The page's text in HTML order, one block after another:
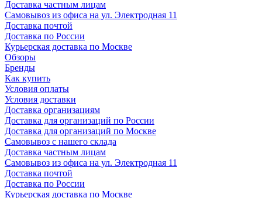
Доставка частным лицам
Самовывоз из офиса на ул. Электродная 11
Доставка почтой
Доставка по России
Курьерская доставка по Москве
Обзоры
Бренды
Как купить
Условия оплаты
Условия доставки
Доставка организациям
Доставка для организаций по России
Доставка для организаций по Москве
Самовывоз с нашего склада
Доставка частным лицам
Самовывоз из офиса на ул. Электродная 11
Доставка почтой
Доставка по России
Курьерская доставка по Москве